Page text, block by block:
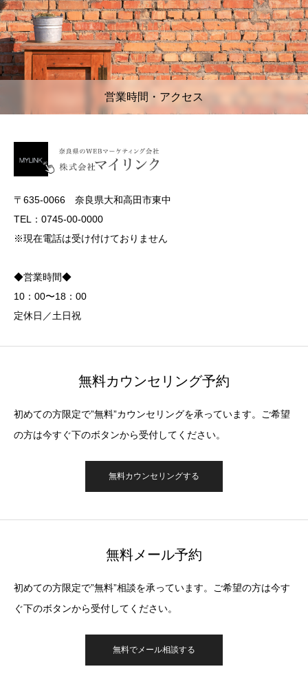
営業時間・アクセス
〒635-0066 奈良県大和高田市東中
TEL：0745-00-0000
※現在電話は受け付けておりません
◆営業時間◆
10：00〜18：00
定休日／土日祝
無料カウンセリング予約
初めての方限定で”無料”カウンセリングを承っています。ご希望
の方は今すぐ下のボタンから受付してください。
無料カウンセリングする
無料メール予約
初めての方限定で”無料”相談を承っています。ご希望の方は今す
ぐ下のボタンから受付してください。
無料でメール相談する